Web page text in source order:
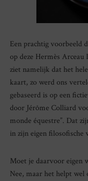
Een prachtig voorbeeld
op deze Hermès
ziet namelijk dat het
kaart, zo werd ons
gebaseerd is op een
door Jérôme Colliard
monde équestre”. Dat
in zijn eigen filosofische
Moet je daarvoor eigen
Nee, maar het helpt